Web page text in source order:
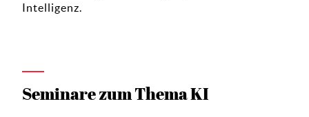
Intelligenz.
Seminare zum Thema KI